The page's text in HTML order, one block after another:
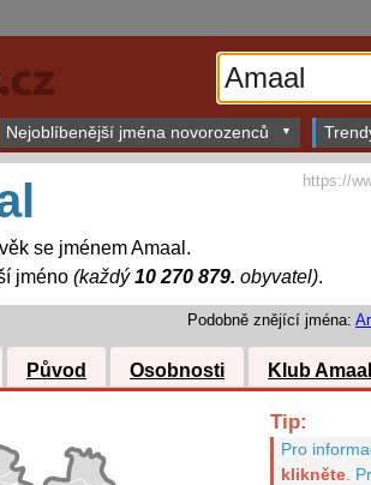
Nejoblíbenější jména novorozenců
se jménem Amaal.
jméno (každý10 270 879. obyvatel).
https://
Podobně znějící jména:
Původ Osobnosti Klub Amaal
Tip:
Pro
klikněte.